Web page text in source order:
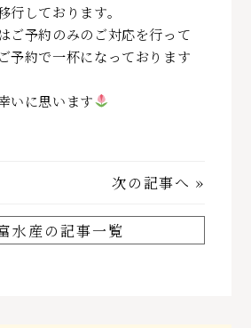
行しております。
ご予約のみのご対応を行って
予約で一杯になっております
いに思います
次の記事へ »
水産の記事一覧